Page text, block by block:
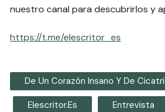
nuestro canal para descubrirlos y
https://t.me/elescritor_es
De Un Corazón Insano Y De
Elescritor.es Entrevista